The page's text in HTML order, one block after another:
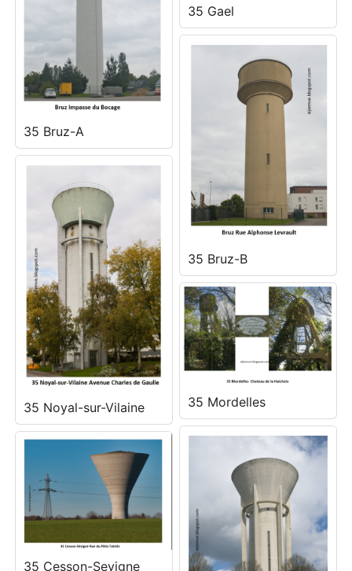
35 Gael
35 Bruz-A
35 Bruz-B
35 Noyal-sur-Vilaine 35 Mordelles
35 Cesson-Sevigne